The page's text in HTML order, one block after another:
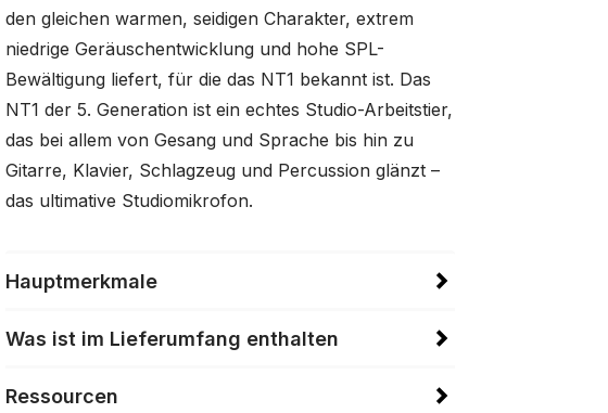
den gleichen warmen, seidigen Charakter, extrem
niedrige Geräuschentwicklung und hohe SPL-
Bewältigung liefert, für die das NT1 bekannt ist. Das
NT1 der 5. Generation ist ein echtes Studio-Arbeitstier,
das bei allem von Gesang und Sprache bis hin zu
Gitarre, Klavier, Schlagzeug und Percussion glänzt –
das ultimative Studiomikrofon.
Hauptmerkmale
Was ist im Lieferumfang enthalten
Ressourcen